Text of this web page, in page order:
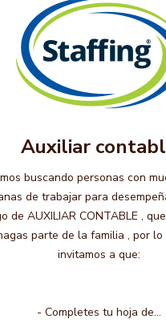
Auxiliar
buscando personas con
de trabajar para
de AUXILIAR CONTABLE ,
parte de la familia , por
invitamos a que:
- Completes tu hoja de...